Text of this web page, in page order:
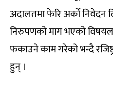
अदालतमा फेरि अर्को निवेदन
निरुपणको माग भएको
फकाउने काम गरेको भन्दै
हुन् ।